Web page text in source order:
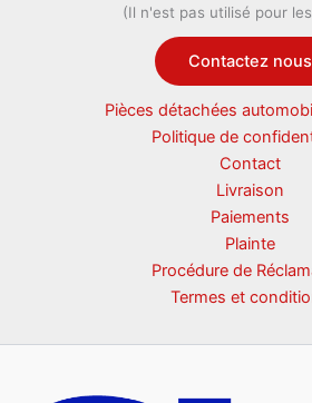
(Il n'est pas utilisé pour
Contactez nous
Pièces détachées
Politique de
Contact
Livraison
Paiements
Plainte
Procédure de
Termes et